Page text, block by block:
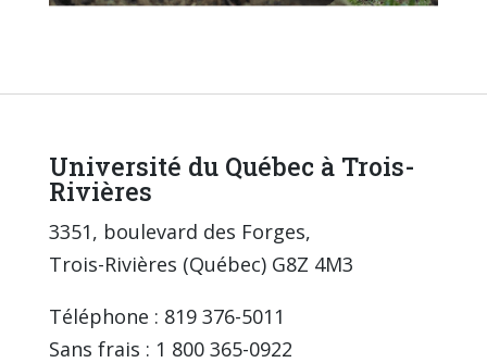
Université du Québec à Trois-
Rivières
3351, boulevard des Forges,
Trois-Rivières (Québec) G8Z 4M3
Téléphone : 819 376-5011
Sans frais : 1 800 365-0922